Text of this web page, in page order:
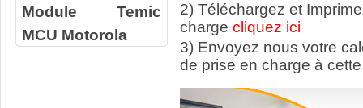
Module Temic
MCU Motorola
2) Téléchargez et
charge cliquez ici
3) Envoyez nous votre
de prise en charge à